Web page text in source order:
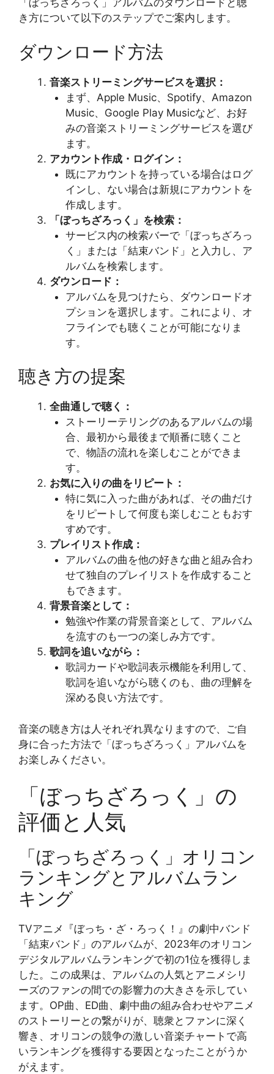
「ぼっちざろっく」アルバムのダウンロードと聴
き方について以下のステップでご案内します。
ダウンロード方法
音楽ストリーミングサービスを選択：
まず、Apple Music、Spotify、Amazon
Music、Google Play Musicなど、お好
みの音楽ストリーミングサービスを選び
ます。
アカウント作成・ログイン：
既にアカウントを持っている場合はログ
インし、ない場合は新規にアカウントを
作成します。
「ぼっちざろっく」を検索：
サービス内の検索バーで「ぼっちざろっ
く」または「結束バンド」と入力し、ア
ルバムを検索します。
ダウンロード：
アルバムを見つけたら、ダウンロードオ
プションを選択します。これにより、オ
フラインでも聴くことが可能になりま
す。
聴き方の提案
全曲通しで聴く：
ストーリーテリングのあるアルバムの場
合、最初から最後まで順番に聴くこと
で、物語の流れを楽しむことができま
す。
お気に入りの曲をリピート：
特に気に入った曲があれば、その曲だけ
をリピートして何度も楽しむこともおす
すめです。
プレイリスト作成：
アルバムの曲を他の好きな曲と組み合わ
せて独自のプレイリストを作成すること
もできます。
背景音楽として：
勉強や作業の背景音楽として、アルバム
を流すのも一つの楽しみ方です。
歌詞を追いながら：
歌詞カードや歌詞表示機能を利用して、
歌詞を追いながら聴くのも、曲の理解を
深める良い方法です。
音楽の聴き方は人それぞれ異なりますので、ご自
身に合った方法で「ぼっちざろっく」アルバムを
お楽しみください。
「ぼっちざろっく」の
評価と人気
「ぼっちざろっく」オリコン
ランキングとアルバムラン
キング
TVアニメ『ぼっち・ざ・ろっく！』の劇中バンド
「結束バンド」のアルバムが、2023年のオリコン
デジタルアルバムランキングで初の1位を獲得しま
した。この成果は、アルバムの人気とアニメシリ
ーズのファンの間での影響力の大きさを示してい
ます。OP曲、ED曲、劇中曲の組み合わせやアニメ
のストーリーとの繋がりが、聴衆とファンに深く
響き、オリコンの競争の激しい音楽チャートで高
いランキングを獲得する要因となったことがうか
がえます。